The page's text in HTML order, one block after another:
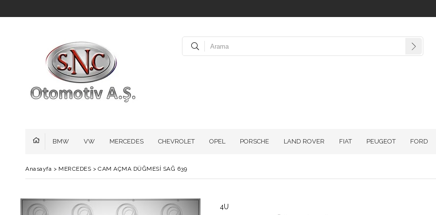
BMW VW MERCEDES CHEVROLET OPEL PORSCHE LAND ROVER FIAT PEUGEOT FORD
Anasayfa > MERCEDES > CAM AÇMA DÜĞMESİ SAĞ 639
4U